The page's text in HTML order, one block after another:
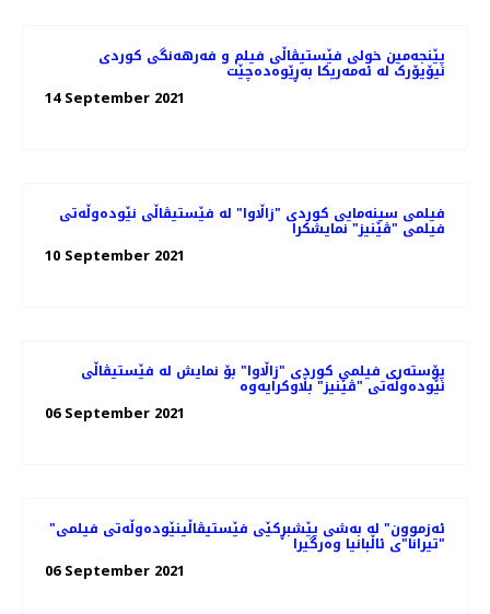
پێنجەمین خولی فێستیڤاڵی فیلم و فەرهەنگی کوردی
نیۆیۆرک لە ئەمەریکا بەڕێوەدەچێت
14 September 2021
فیلمی سینەمایی کوردی "زاڵاوا" لە فێستیڤاڵی نێودەوڵەتی
فیلمی "ڤێنیز" نمایشکرا
10 September 2021
پۆستەری فیلمی کوردی "زاڵاوا" بۆ نمایش لە فێستیڤاڵی
نێودەوڵەتی "ڤێنیز" بڵاوکرایەوە
06 September 2021
"ئەزموون" لە به‌شی پێشبڕکێی فێستیڤاڵینێوده‌وڵه‌تی فیلمی
"تیرانا"ی ئاڵبانیا وه‌رگیرا
06 September 2021